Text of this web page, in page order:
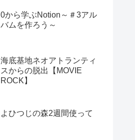
0から学ぶNotion～＃3アル
バムを作ろう～
海底基地ネオアトランティ
スからの脱出【MOVIE
ROCK】
よひつじの森2週間使って